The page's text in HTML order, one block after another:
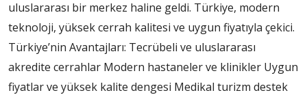
uluslararası bir merkez haline geldi. Türkiye, modern
teknoloji, yüksek cerrah kalitesi ve uygun fiyatıyla çekici.
Türkiye’nin Avantajları: Tecrübeli ve uluslararası
akredite cerrahlar Modern hastaneler ve klinikler Uygun
fiyatlar ve yüksek kalite dengesi Medikal turizm destek